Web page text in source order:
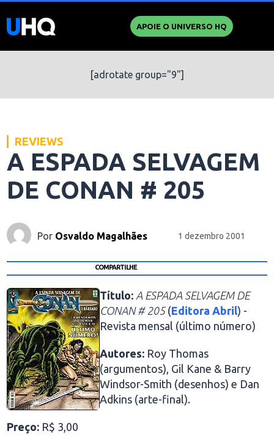
APOIE O UNIVERSO HQ
[adrotate group="9"]
REVIEWS
A ESPADA SELVAGEM
DE CONAN # 205
Por Osvaldo Magalhães 1 dezembro 2001
COMPARTILHE
Título: A ESPADA SELVAGEM DE
CONAN # 205(Editora Abril) -
Revista mensal (último número)
Autores: Roy Thomas
(argumentos), Gil Kane & Barry
Windsor-Smith (desenhos) e Dan
Adkins (arte-final).
Preço: R$ 3,00